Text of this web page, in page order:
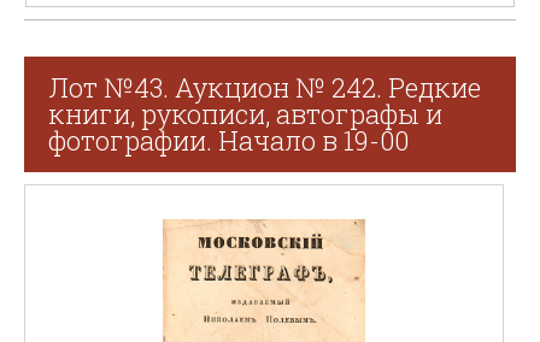
Лот №43. Аукцион № 242. Редкие
книги, рукописи, автографы и
фотографии. Начало в 19-00